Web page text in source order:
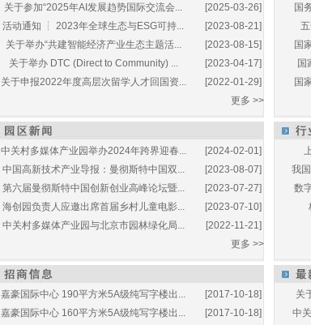
[2025-03-26]
关于参加“2025年AI发展趋势国际交流会...
[2023-08-21]
活动通知 ┆ 2023年全球生态与ESG可持...
[2023-08-15]
关于举办“共建智能经济产业生态主题活...
[2023-04-17]
关于举办 DTC (Direct to Community) ...
[2022-01-29]
关于申报2022年度高层次留学人才回国资...
更多 >>
国
国
国
国
[2024-02-01]
中关村多媒体产业园举办2024年跨界迎春...
[2023-08-07]
中国高新技术产业导报：曼彻斯特中国双...
[2023-07-27]
第六届曼彻斯特中国创新创业高峰论坛暨...
[2023-07-10]
海创园负责人应邀出席首届乡村儿童电影...
[2022-11-21]
中关村多媒体产业园与北京市园林绿化局...
更多 >>
我
数
[2017-10-18]
嘉豪国际中心 190平方米5A级纯写字楼出...
[2017-10-18]
嘉豪国际中心 160平方米5A级纯写字楼出...
关
中